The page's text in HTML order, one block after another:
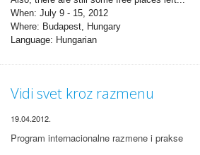
When: July 9 - 15, 2012
Where: Budapest, Hungary
Language: Hungarian
Vidi svet kroz razmenu
19.04.2012.
Program internacionalne razmene i prakse